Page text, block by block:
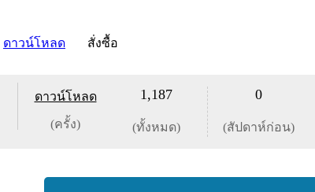
ดาวน์โหลด สั่งซื้อ
ดาวน์โหลด
(ครั้ง)
1,187
(ทั้งหมด)
0
(สัปดาห์ก่อน)